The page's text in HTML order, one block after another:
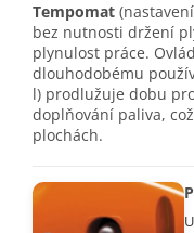
Tempomat
bez nutnosti držení
plynulost práce.
dlouhodobému
l) prodlužuje dobu
doplňování paliva,
plochách.